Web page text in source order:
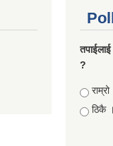
तपाईलाई
?
ठिकै ।